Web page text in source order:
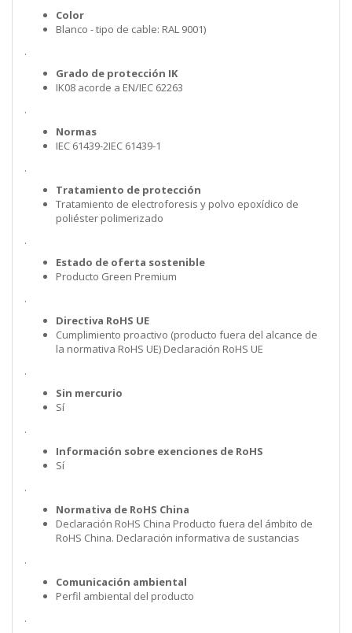
Color
Blanco - tipo de cable: RAL 9001)
.
Grado de protección IK
IK08 acorde a EN/IEC 62263
.
Normas
IEC 61439-2IEC 61439-1
.
Tratamiento de protección
Tratamiento de electroforesis y polvo epoxídico de
poliéster polimerizado
.
Estado de oferta sostenible
Producto Green Premium
.
Directiva RoHS UE
Cumplimiento proactivo (producto fuera del alcance de
la normativa RoHS UE) Declaración RoHS UE
.
Sin mercurio
Sí
.
Información sobre exenciones de RoHS
Sí
.
Normativa de RoHS China
Declaración RoHS China Producto fuera del ámbito de
RoHS China. Declaración informativa de sustancias
.
Comunicación ambiental
Perfil ambiental del producto
.